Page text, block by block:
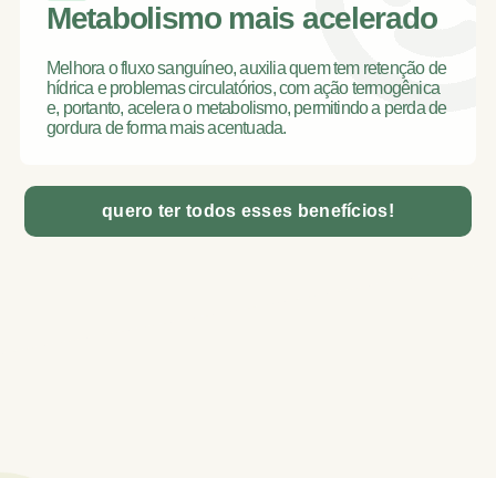
Metabolismo mais acelerado
Melhora o fluxo sanguíneo, auxilia quem tem retenção de
hídrica e problemas circulatórios, com ação termogênica
e, portanto, acelera o metabolismo, permitindo a perda de
gordura de forma mais acentuada.
quero ter todos esses benefícios!